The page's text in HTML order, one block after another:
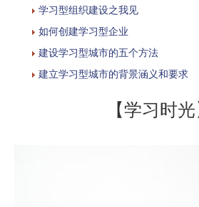
学习型组织建设之我见
如何创建学习型企业
建设学习型城市的五个方法
建立学习型城市的背景涵义和要求
【学习时光